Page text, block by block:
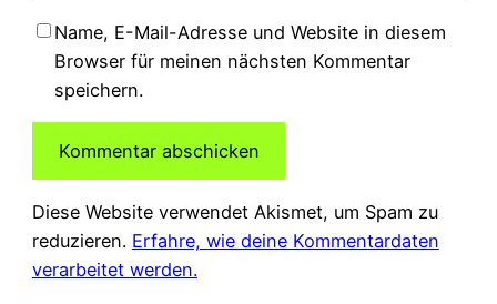
Name, E-Mail-Adresse und Website in diesem
Browser für meinen nächsten Kommentar
speichern.
Diese Website verwendet Akismet, um Spam zu
reduzieren. Erfahre, wie deine Kommentardaten
verarbeitet werden.